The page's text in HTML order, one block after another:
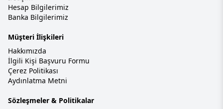
Hesap Bilgilerimiz
Banka Bilgilerimiz
Müşteri İlişkileri
Hakkımızda
İlgili Kişi Başvuru Formu
Çerez Politikası
Aydınlatma Metni
Sözleşmeler & Politikalar